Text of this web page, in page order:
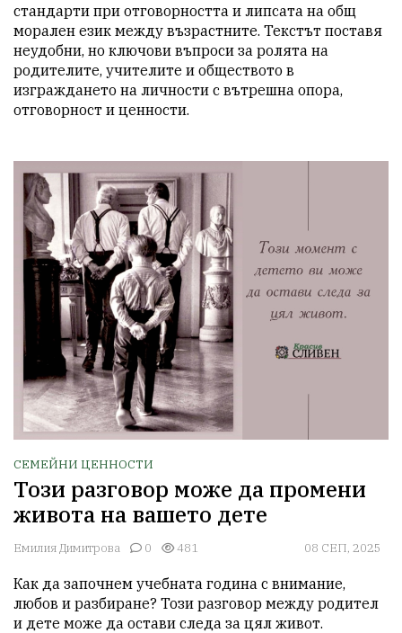
стандарти при отговорността и липсата на общ
морален език между възрастните. Текстът поставя
неудобни, но ключови въпроси за ролята на
родителите, учителите и обществото в
изграждането на личности с вътрешна опора,
отговорност и ценности.
СЕМЕЙНИ ЦЕННОСТИ
Този разговор може да промени
живота на вашето дете
Емилия Димитрова 0 481 08 СЕП, 2025
Как да започнем учебната година с внимание,
любов и разбиране? Този разговор между родител
и дете може да остави следа за цял живот.